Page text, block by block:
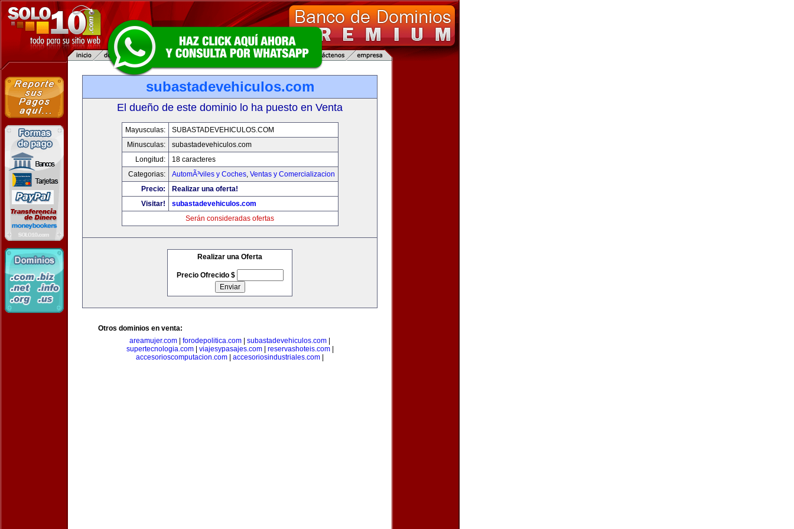
subastadevehiculos.com
El dueño de este dominio lo ha puesto en Venta
Mayusculas:
SUBASTADEVEHICULOS.COM
Minusculas:
subastadevehiculos.com
Longitud:
18 caracteres
Categorias:
AutomÃ³viles y Coches, Ventas y Comercializacion
Precio:
Realizar una oferta!
Visitar!
subastadevehiculos.com
Serán consideradas ofertas
Realizar una Oferta
Precio Ofrecido $
Otros dominios en venta:
areamujer.com
forodepolitica.com subastadevehiculos.com
supertecnologia.com| viajesypasajes.com| reservashoteis.com|
accesorioscomputacion.com
accesoriosindustriales.com